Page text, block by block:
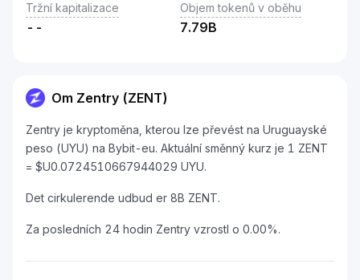
Tržní kapitalizace
--
Objem tokenů v oběhu
7.79B
Om Zentry (ZENT)
Zentry je kryptoměna, kterou lze převést na Uruguayské
peso (UYU) na Bybit-eu. Aktuální směnný kurz je 1 ZENT
= $U0.0724510667944029 UYU.
Det cirkulerende udbud er 8B ZENT.
Za posledních 24 hodin Zentry vzrostl o 0.00%.